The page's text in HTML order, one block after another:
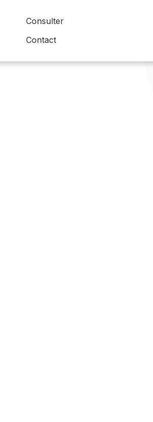
Consulter
Contact